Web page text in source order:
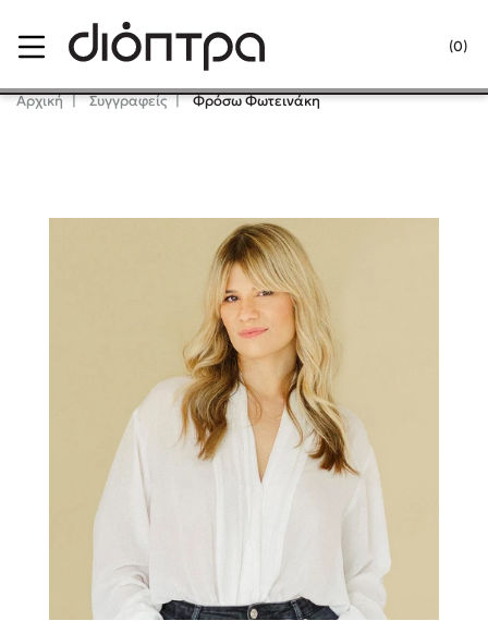
(0)
Κλείσιμο
Lidia Branković
Το ξενοδοχείο των συναισθημάτων
Χάρης Πολίτης
Καθρέφτης
Αρχική Συγγραφείς Φρόσω Φωτεινάκη